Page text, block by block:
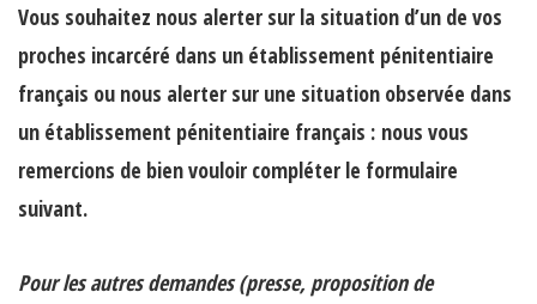
Vous souhaitez nous alerter sur la situation d’un de vos
proches incarcéré dans un établissement pénitentiaire
français ou nous alerter sur une situation observée dans
un établissement pénitentiaire français : nous vous
remercions de bien vouloir compléter le formulaire
suivant.
Pour les autres demandes (presse, proposition de